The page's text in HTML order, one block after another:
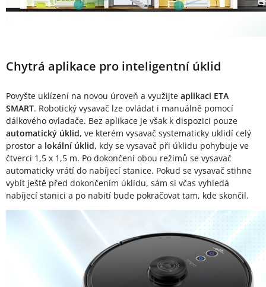
Chytrá aplikace pro inteligentní úklid
Povyšte uklízení na novou úroveň a využijte aplikaci ETA
SMART. Robotický vysavač lze ovládat i manuálně pomocí
dálkového ovladače. Bez aplikace je však k dispozici pouze
automatický úklid, ve kterém vysavač systematicky uklidí celý
prostor a lokální úklid, kdy se vysavač při úklidu pohybuje ve
čtverci 1,5 x 1,5 m. Po dokončení obou režimů se vysavač
automaticky vrátí do nabíjecí stanice. Pokud se vysavač stihne
vybít ještě před dokončením úklidu, sám si včas vyhledá
nabíjecí stanici a po nabití bude pokračovat tam, kde skončil.